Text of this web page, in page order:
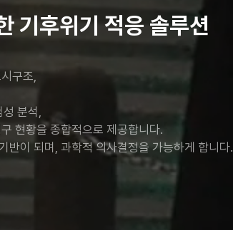
기후위기 적응 솔루션
구조,
분석,
현황을 종합적으로 제공합니다.
반이 되며, 과학적 의사결정을 가능하게 합니다.